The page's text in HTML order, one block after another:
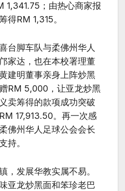
1,341.75；由热心商家报
得RM 1,315。
台脚车队与柔佛州华人
家达，也在本校署理董
建明董事亲身上阵炒黑
RM 5,000，让亚龙炒黑
卖筹得的款项成功突破
17,913.50。再一次感
佛州华人足球公会会长
持。
，发展华教实属不易。
亚龙炒黑面和笨珍老巴